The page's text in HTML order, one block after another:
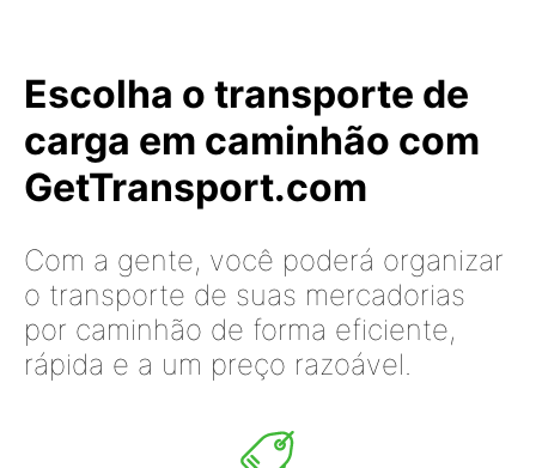
Escolha o transporte de
carga em caminhão com
GetTransport.com
Com a gente, você poderá organizar
o transporte de suas mercadorias
por caminhão de forma eficiente,
rápida e a um preço razoável.